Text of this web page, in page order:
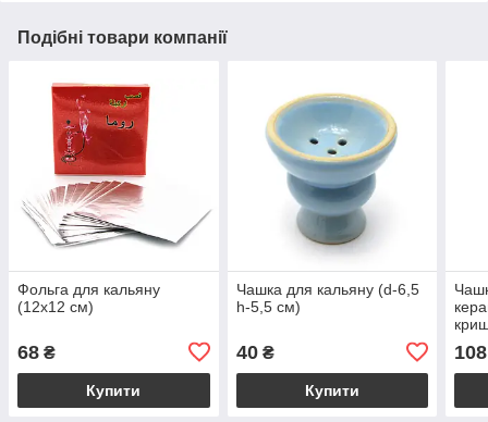
Подібні товари компанії
Фольга для кальяну
(12х12 см)
68 ₴
Купити
Чашка для кальяну (d-6,5
h-5,5 см)
40₴
Купити
108